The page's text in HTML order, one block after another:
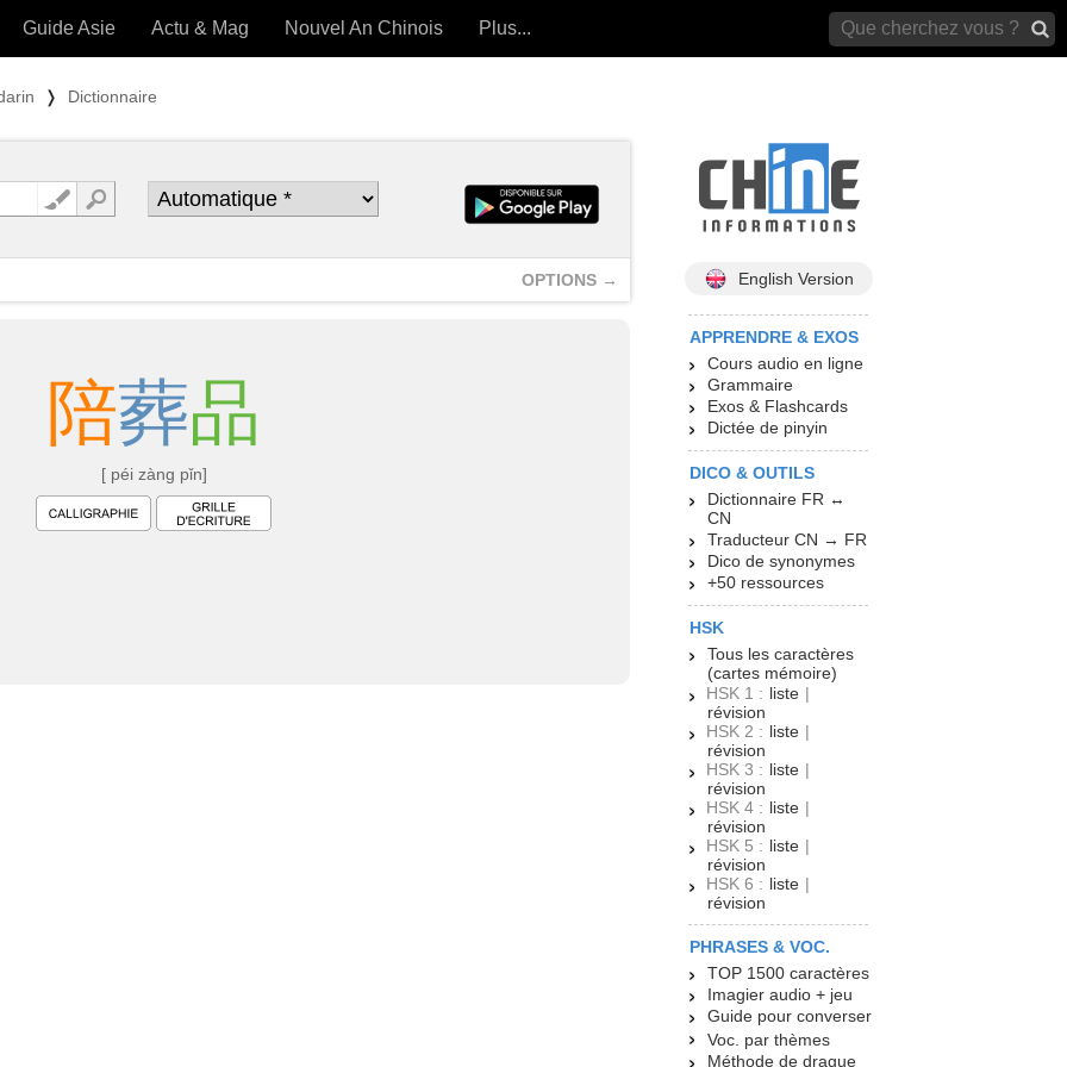
OUTILS) »
Guide Asie Actu & Mag Nouvel An Chinois Plus...
❭ Dictionnaire
OPTIONS →
陪葬品
[ péi zàng pǐn]
English Version
APPRENDRE & EXOS
Cours audio en ligne
Grammaire
Exos & Flashcards
Dictée de pinyin
DICO & OUTILS
Dictionnaire FR ↔
CN
Traducteur CN → FR
Dico de synonymes
+50 ressources
HSK
Tous les caractères
(cartes mémoire)
HSK 1 : liste |
révision
HSK 2 : liste |
révision
HSK 3 : liste |
révision
HSK 4 : liste |
révision
HSK 5 : liste |
révision
HSK 6 : liste |
révision
PHRASES & VOC.
TOP 1500 caractères
Imagier audio + jeu
Guide pour converser
Voc. par thèmes
Méthode de drague